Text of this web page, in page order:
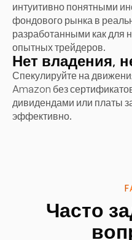
интуитивно понятными
фондового рынка в
разработанными как для
опытных трейдеров.
Нет владения,
Спекулируйте на
Amazon без
дивидендами или платы
эффективно.
Часто